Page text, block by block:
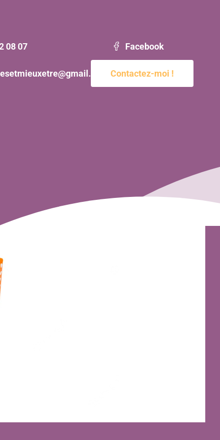
08 07 Facebook
Contactez-moi !